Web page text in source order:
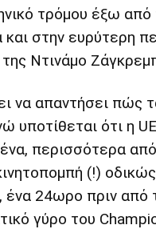
τρόμου έξω
στην ευρύτερη
Ντινάμο
να απαντήσει πώς
υποτίθεται ότι η
περισσότερα
(!)
ένα 24ωρο πριν
γύρο του